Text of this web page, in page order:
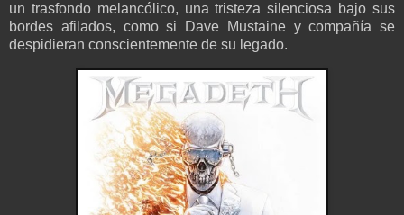
un trasfondo melancólico, una tristeza silenciosa bajo sus
bordes afilados, como si Dave Mustaine y compañía se
despidieran conscientemente de su legado.